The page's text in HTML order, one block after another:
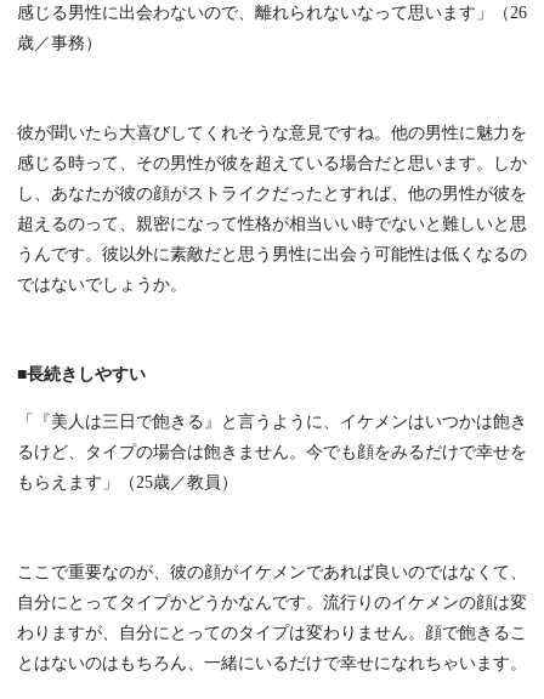
感じる男性に出会わないので、離れられないなって思います」（26
歳／事務）
彼が聞いたら大喜びしてくれそうな意見ですね。他の男性に魅力を
感じる時って、その男性が彼を超えている場合だと思います。しか
し、あなたが彼の顔がストライクだったとすれば、他の男性が彼を
超えるのって、親密になって性格が相当いい時でないと難しいと思
うんです。彼以外に素敵だと思う男性に出会う可能性は低くなるの
ではないでしょうか。
■長続きしやすい
「『美人は三日で飽きる』と言うように、イケメンはいつかは飽き
るけど、タイプの場合は飽きません。今でも顔をみるだけで幸せを
もらえます」（25歳／教員）
ここで重要なのが、彼の顔がイケメンであれば良いのではなくて、
自分にとってタイプかどうかなんです。流行りのイケメンの顔は変
わりますが、自分にとってのタイプは変わりません。顔で飽きるこ
とはないのはもちろん、一緒にいるだけで幸せになれちゃいます。